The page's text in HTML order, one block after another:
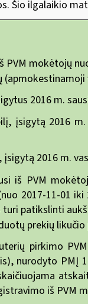
Šio ilgalaikio
mokėtojų
2016 m.
įsigytą 2016
2016 m.
iš PVM
2017-11-01
turi patikslinti
prekių
pirkimo
nurodyto PMĮ
iš PVM